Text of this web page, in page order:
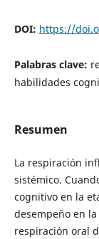
DOI: https://
Palabras clave:
habilidades
Resumen
La respiración
sistémico.
cognitivo en la
desempeño en
respiración oral